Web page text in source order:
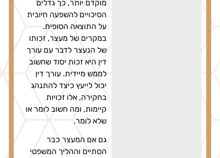
מוקדם יותר, כך גדלים
הסיכויים להשפעה חיובית
על התוצאה הסופית.
במקרים של מעצר, זכותו
של הנעצר לדבר עם עורך
דין היא זכות יסוד שחשוב
לממש מיידית. עורך דין
יכול לייעץ כיצד להתנהג
בחקירה, אלו זכויות
קיימות, ומה חשוב לומר או
שלא לומר.
גם אם המעצר כבר
הסתיים וההליך המשפטי